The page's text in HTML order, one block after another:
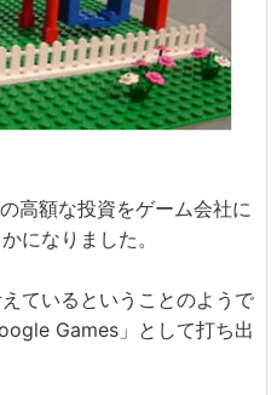
高額な投資をゲーム会社に
になりました。
ているということのようで
Games」として打ち出